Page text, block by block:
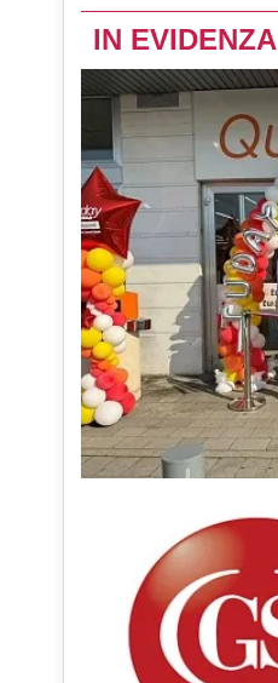
IN EVIDENZA